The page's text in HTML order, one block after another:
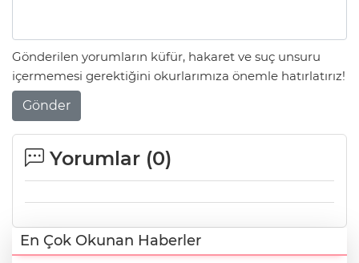
Gönderilen yorumların küfür, hakaret ve suç unsuru
içermemesi gerektiğini okurlarımıza önemle hatırlatırız!
Gönder
Yorumlar (0)
En Çok Okunan Haberler